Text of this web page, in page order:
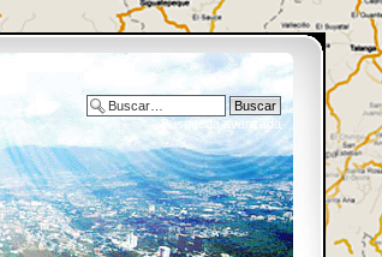
Búsqueda avanzada